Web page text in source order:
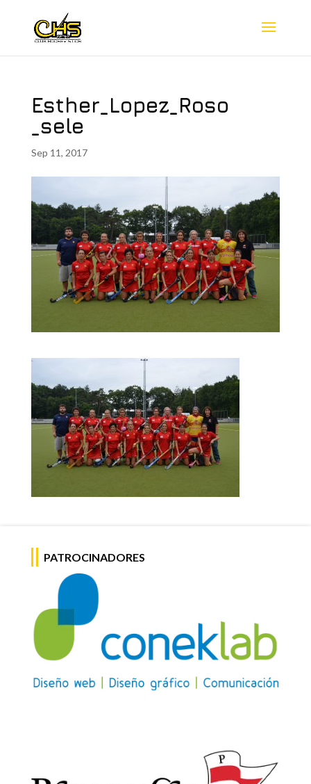
Esther_Lopez_Roso
_sele
Sep 11, 2017
PATROCINADORES